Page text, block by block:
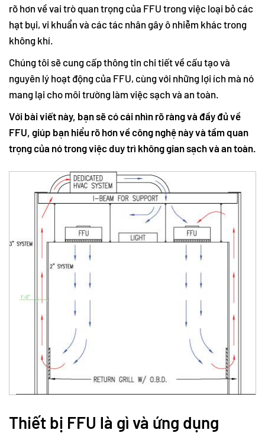
rõ hơn về vai trò quan trọng của FFU trong việc loại bỏ các
hạt bụi, vi khuẩn và các tác nhân gây ô nhiễm khác trong
không khí.
Chúng tôi sẽ cung cấp thông tin chi tiết về cấu tạo và
nguyên lý hoạt động của FFU, cùng với những lợi ích mà nó
mang lại cho môi trường làm việc sạch và an toàn.
Với bài viết này, bạn sẽ có cái nhìn rõ ràng và đầy đủ về
FFU, giúp bạn hiểu rõ hơn về công nghệ này và tầm quan
trọng của nó trong việc duy trì không gian sạch và an toàn.
Thiết bị FFU là gì và ứng dụng